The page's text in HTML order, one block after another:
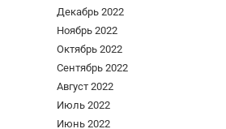
Декабрь 2022
Ноябрь 2022
Октябрь 2022
Сентябрь 2022
Август 2022
Июль 2022
Июнь 2022